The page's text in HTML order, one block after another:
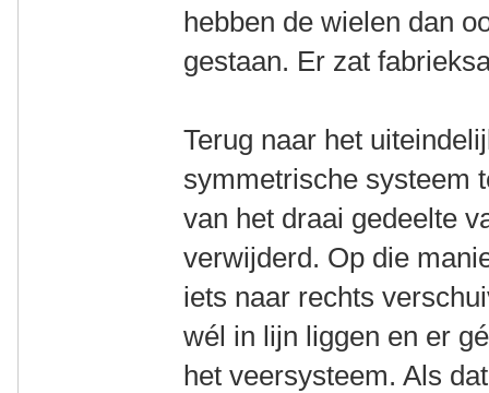
hebben de wielen dan
gestaan. Er zat
Terug naar het
symmetrische systeem
van het draai gedeelte
verwijderd. Op die
iets naar rechts
wél in lijn liggen en er
het veersysteem. Als